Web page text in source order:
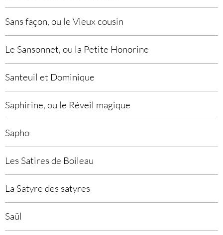
Sans façon, ou le Vieux cousin
Le Sansonnet, ou la Petite Honorine
Santeuil et Dominique
Saphirine, ou le Réveil magique
Sapho
Les Satires de Boileau
La Satyre des satyres
Saül